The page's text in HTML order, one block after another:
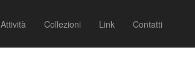
Attività Collezioni Link Contatti